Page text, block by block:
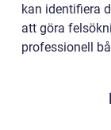
kan identifiera
att göra
professionell